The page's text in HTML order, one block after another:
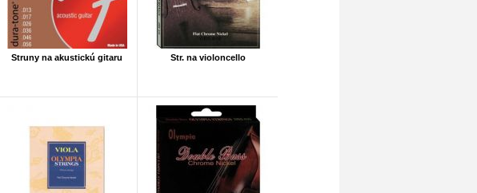
Struny na akustickú gitaru Str. na violoncello